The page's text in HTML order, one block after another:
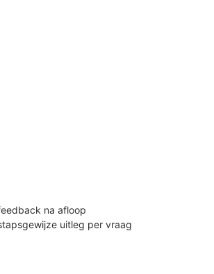
na afloop
uitleg per vraag